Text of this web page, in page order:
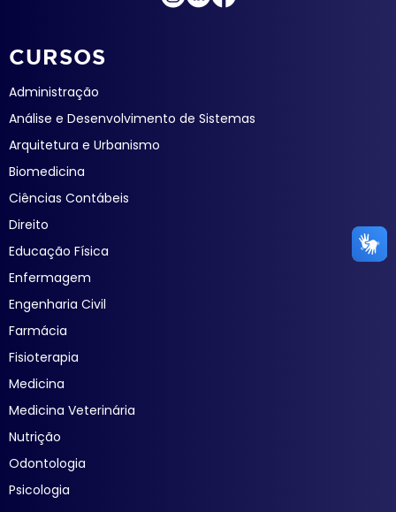
CURSOS
Administração
Análise e Desenvolvimento de Sistemas
Arquitetura e Urbanismo
Biomedicina
Ciências Contábeis
Direito
Educação Física
Enfermagem
Engenharia Civil
Farmácia
Fisioterapia
Medicina
Medicina Veterinária
Nutrição
Odontologia
Psicologia